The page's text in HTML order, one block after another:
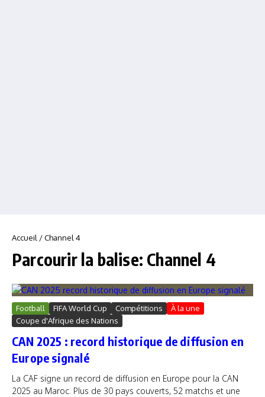
Accueil /Channel 4
Parcourir la balise: Channel 4
Football FIFA World Cup Compétitions
À la une
Coupe d'Afrique des Nations
CAN 2025 : record historique de diffusion en
Europe signalé
La CAF signe un record de diffusion en Europe pour la CAN
2025 au Maroc. Plus de 30 pays couverts, 52 matchs et une